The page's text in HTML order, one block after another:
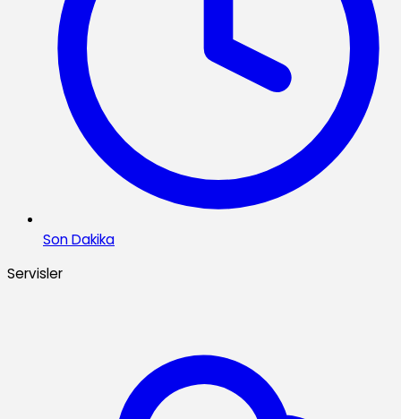
Son Dakika
Servisler